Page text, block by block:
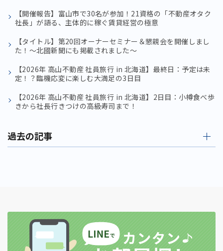
【開催報告】富山市で30名が参加！21資格の「不動産オタク
社長」が語る、主体的に稼ぐ賃貸経営の極意
【タイトル】第20回オーナーセミナー＆懇親会を開催しまし
た！〜北國新聞にも掲載されました〜
【2026年 高山不動産 社員旅行 in 北海道】最終日：予定は未
定！？臨機応変に楽しむ大満足の3日目
【2026年 高山不動産 社員旅行 in 北海道】2日目：小樽食べ歩
きから社長行きつけの高級寿司まで！
過去の記事